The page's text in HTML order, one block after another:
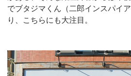
でブタジマくん（二郎インスパイ
り、こちらにも大注目。